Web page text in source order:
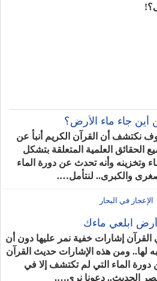
أين جاء ماء الأرض؟
نكتشف أن القرآن الكريم أنبأ عن
الحقائق العلمية المتعلقة بتشكل
وتخزينه وأنه تحدث عن دورة الماء
والكبرى.. لنتأمل….
الإعجاز في البحار
أرض ابلعي ماءك
القرآن إشارات خفية نمر عليها دون أن
لها.. ومن هذه الإشارات حديث القرآن
دورة الماء التي لم تكتشف إلا في
الحديث.. دعونا نرى….